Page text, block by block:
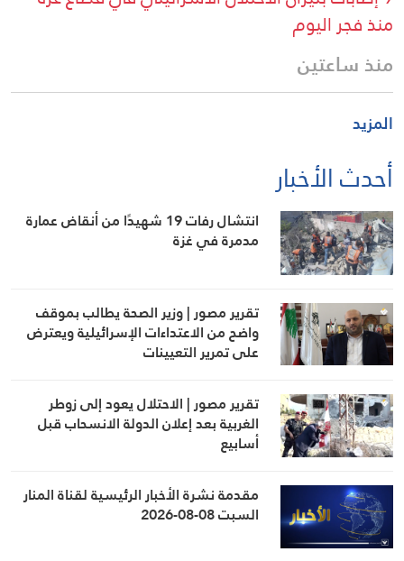
منذ فجر اليوم
منذ ساعتين
المزيد
أحدث الأخبار
انتشال رفات 19 شهيدًا من أنقاض عمارة
مدمرة في غزة
تقرير مصور | وزير الصحة يطالب بموقف
واضح من الاعتداءات الإسرائيلية ويعترض
على تمرير التعيينات
تقرير مصور | الاحتلال يعود إلى زوطر
الغربية بعد إعلان الدولة الانسحاب قبل
أسابيع
مقدمة نشرة الأخبار الرئيسية لقناة المنار
السبت 08-08-2026